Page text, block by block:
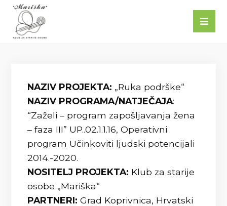
NAZIV PROJEKTA: „Ruka podrške“
NAZIV PROGRAMA/NATJEČAJA:
“Zaželi – program zapošljavanja žena
– faza III” UP..02.1.1.16, Operativni
program Učinkoviti ljudski potencijali
2014.-2020.
NOSITELJ PROJEKTA: Klub za starije
osobe „Mariška“
PARTNERI: Grad Koprivnica, Hrvatski